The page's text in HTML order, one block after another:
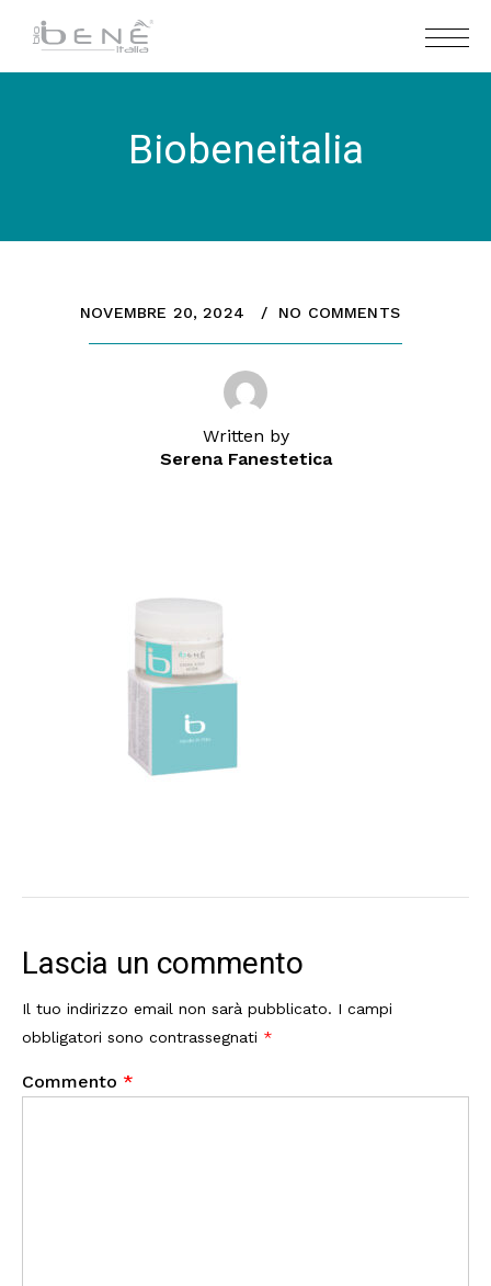
Biobeneitalia
NOVEMBRE 20, 2024 NO COMMENTS
Written by
Serena Fanestetica
Lascia un commento
Il tuo indirizzo email non sarà pubblicato. I campi
obbligatori sono contrassegnati *
Commento *